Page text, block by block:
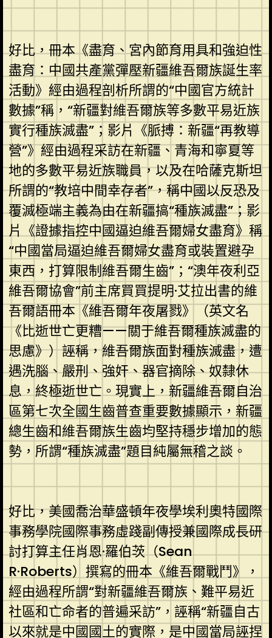
好比，冊本《盡育、宮內節育用具和強迫性
盡育：中國共產黨彈壓新疆維吾爾族誕生率
活動》經由過程剖析所謂的“中國官方統計
數據”稱，“新疆對維吾爾族等多數平易近族
實行種族滅盡”；影片《脈搏：新疆“再教導
營”》經由過程采訪在新疆、青海和寧夏等
地的多數平易近族職員，以及在哈薩克斯坦
所謂的“教培中間幸存者”，稱中國以反恐及
覆滅極端主義為由在新疆搞“種族滅盡”；影
片《證據指控中國逼迫維吾爾婦女盡育》稱
“中國當局逼迫維吾爾婦女盡育或裝置避孕
東西，打算限制維吾爾生齒”；“澳年夜利亞
維吾爾協會”前主席買買提明·艾拉出書的維
吾爾語冊本《維吾爾年夜屠戮》（英文名
《比逝世亡更糟——關于維吾爾種族滅盡的
思慮》）誣稱，維吾爾族面對種族滅盡，遭
遇洗腦、嚴刑、強奸、器官摘除、奴隸休
息，終極逝世亡。現實上，新疆維吾爾自治
區第七次全國生齒普查重要數據顯示，新疆
總生齒和維吾爾族生齒均堅持穩步增加的態
勢，所謂“種族滅盡”題目純屬無稽之談。
好比，美國喬治華盛頓年夜學埃利奧特國際
事務學院國際事務虛踐副傳授兼國際成長研
討打算主任肖恩·羅伯茨（Sean
R·Roberts）撰寫的冊本《維吾爾戰鬥》，
經由過程所謂“對新疆維吾爾族、難平易近
社區和亡命者的普遍采訪”，誣稱“新疆自古
以來就是中國國土的實際，是中國當局誣捏